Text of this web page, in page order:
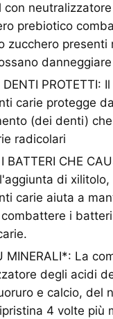
con
prebiotico
zucchero presenti
DENTI PROTETTI:
carie protegge
(dei denti)
radicolari
BATTERI CHE
l'aggiunta di
carie aiuta a
i
MINERALI*: La
degli acidi
e calcio, del
4 volte più